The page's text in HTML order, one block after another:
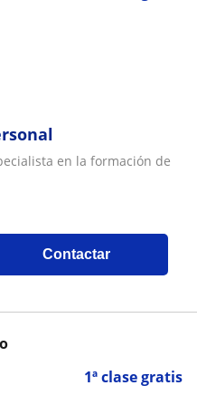
en la formación de
Contactar
1ª clase gratis